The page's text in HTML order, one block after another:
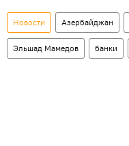
Новости Азербайджан
Эльшад Мамедов банки